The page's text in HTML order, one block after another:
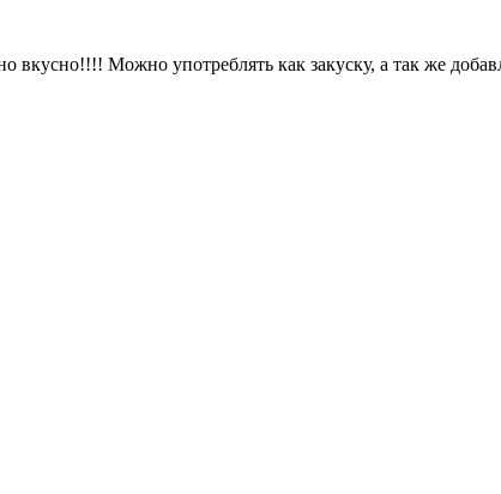
Можно употреблять как закуску, а так же